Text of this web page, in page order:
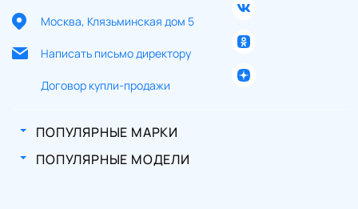
Москва, Клязьминская дом 5
Написать письмо директору
Договор купли-продажи
ПОПУЛЯРНЫЕ МАРКИ
ПОПУЛЯРНЫЕ МОДЕЛИ